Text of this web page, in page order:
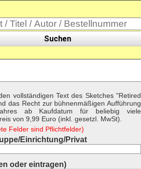
Suchen
vollständigen Text des Sketches "Retired
das Recht zur bühnenmäßigen Aufführung
ab Kaufdatum für beliebig viele
von 9,99 Euro (inkl. gesetzl. MwSt).
Felder sind Pflichtfelder)
Einrichtung/Privat
oder eintragen)